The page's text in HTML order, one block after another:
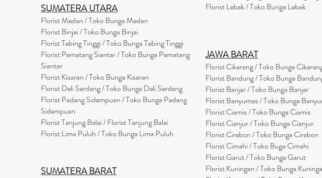
SUMATERA UTARA
Florist Medan / Toko Bunga Medan
Florist Binjai / Toko Bunga Binjai
Florist Tebing Tinggi / Toko Bunga Tebing Tinggi
Florist Pematang Siantar / Toko Bunga Pematang
Siantar
Florist Kisaran / Toko Bunga Kisaran
Florist Deli Serdang / Toko Bunga Deli Serdang
Florist Padang Sidempuan / Toko Bunga Padang
Sidempuan
Florist Tanjung Balai / Florist Tanjung Balai
Florist Lima Puluh / Toko Bunga Lima Puluh
SUMATERA BARAT
Florist Lebak / Toko Bunga Lebak
JAWA BARAT
Florist Cikarang/ Toko Bunga
Florist Bandung / Toko Bunga
Florist Banjar / Toko Bunga Banjar
Florist Banyumas / Toko Bunga
Florist Ciamis / Toko Bunga Ciamis
Florist Cianjur / Toko Bunga Cianjur
Florist Cirebon / Toko Bunga Cirebon
Florist Cimahi / Toko Buga Cimahi
Florist Garut / Toko Bunga Garut
Florist Kuningan / Toko Bunga